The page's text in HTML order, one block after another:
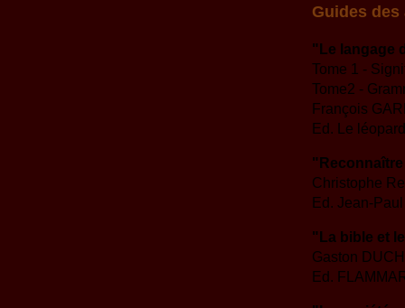
Guides
"Le langage
Tome 1 -
Tome2 -
François
Ed. Le
Christophe
Ed. Jean-
"La bible et
Gaston
Ed.